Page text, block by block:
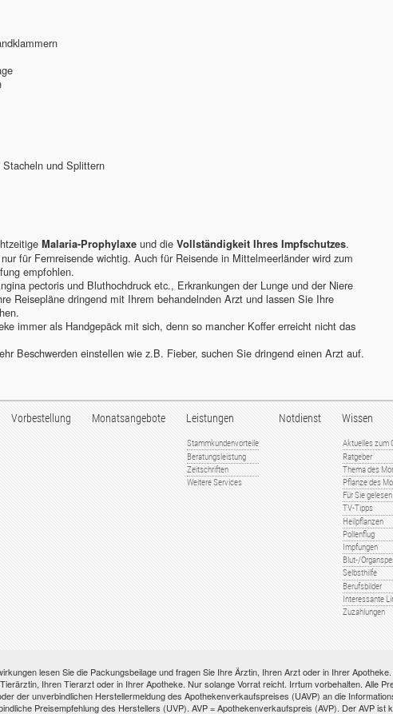
und Splittern
Malaria-Prophylaxe und dieVollständigkeit Ihres Impfschutzes.
für Fernreisende wichtig. Auch für Reisende in Mittelmeerländer wird zum
empfohlen.
pectoris und Bluthochdruck etc., Erkrankungen der Lunge und der Niere
Reisepläne dringend mit Ihrem behandelnden Arzt und lassen Sie Ihre
immer als Handgepäck mit sich, denn so mancher Koffer erreicht nicht das
Beschwerden einstellen wie z.B. Fieber, suchen Sie dringend einen Arzt auf.
Vorbestellung Monatsangebote Leistungen
Stammkundenvorteile
Beratungsleistung
Zeitschriften
Weitere Services
Notdienst Wissen
Aktuelles zum
Ratgeber
Thema des
Pflanze des
Für Sie gelesen
TV-Tipps
Heilpflanzen
Pollenflug
Impfungen
Blut-/
Selbsthilfe
Berufsbilder
Interessante
Zuzahlungen
lesen Sie die Packungsbeilage und fragen Sie Ihre Ärztin, Ihren Arzt oder in Ihrer
Ihren Tierarzt oder in Ihrer Apotheke. Nur solange Vorrat reicht. Irrtum vorbehalten. Alle
der unverbindlichen Herstellermeldung des Apothekenverkaufspreises (UAVP) an die
Preisempfehlung des Herstellers (UVP). AVP = Apothekenverkaufspreis (AVP). Der AVP ist